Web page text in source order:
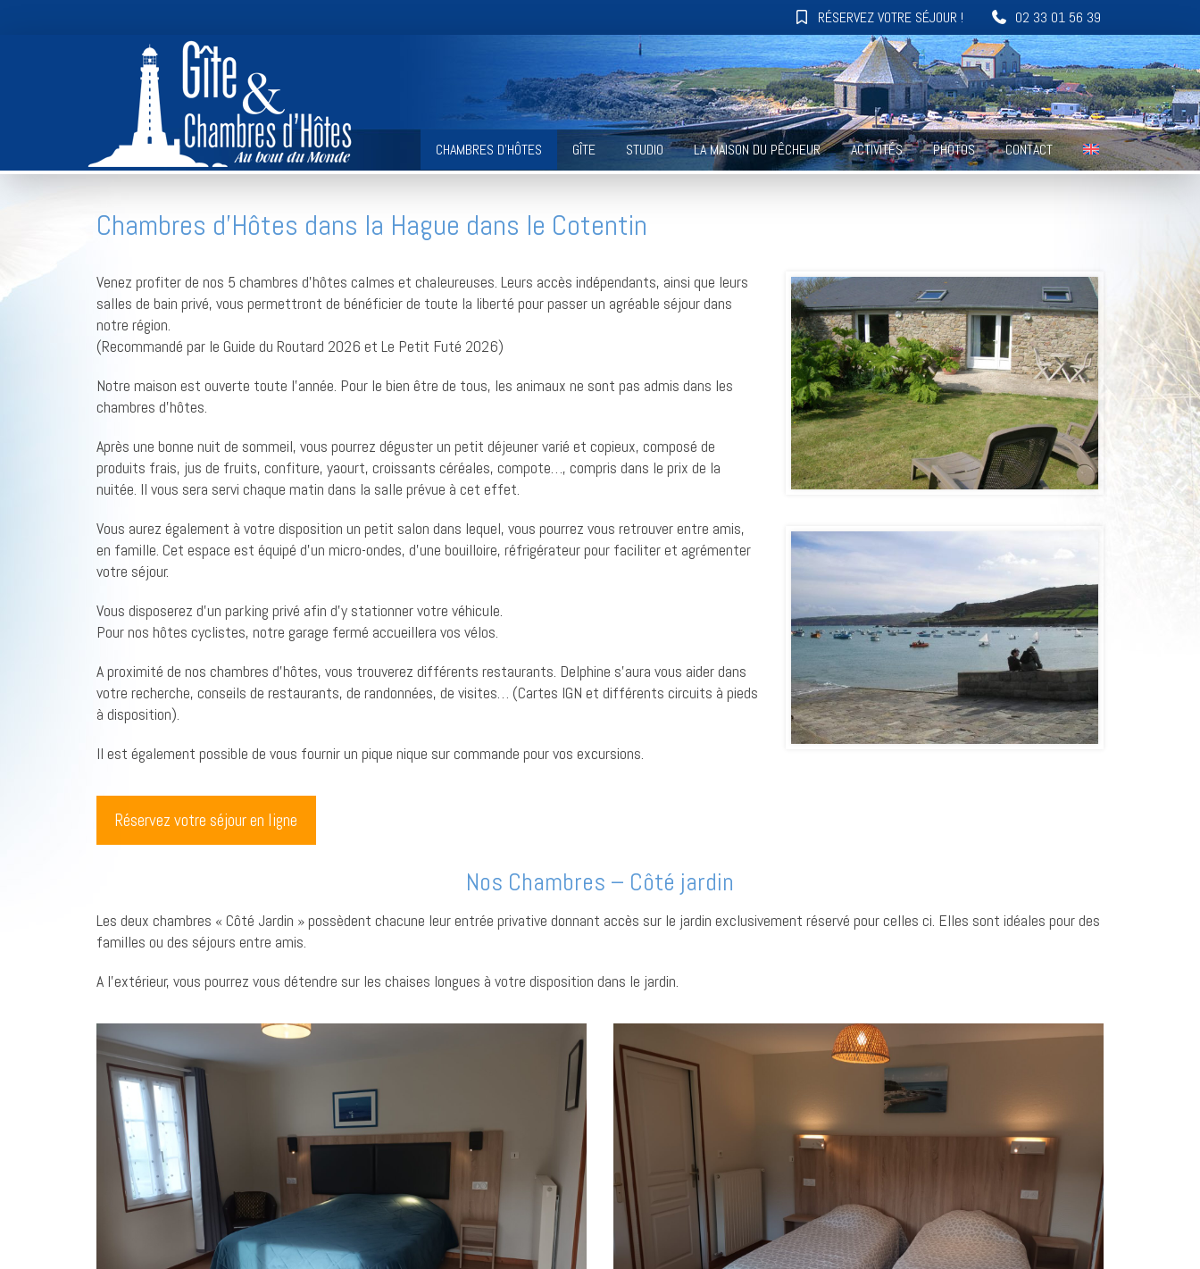
RÉSERVEZ VOTRE SÉJOUR ! 02 33 01 56 39
CHAMBRES D’HÔTES GÎTE STUDIO LA MAISON DU PÊCHEUR ACTIVITÉS PHOTOS CONTACT
Chambres d’Hôtes dans la Hague dans le Cotentin
Venez profiter de nos 5 chambres d’hôtes calmes et chaleureuses. Leurs accès indépendants, ainsi que leurs
salles de bain privé, vous permettront de bénéficier de toute la liberté pour passer un agréable séjour dans
notre région.
(Recommandé par le Guide du Routard 2026 et Le Petit Futé 2026)
Notre maison est ouverte toute l’année. Pour le bien être de tous, les animaux ne sont pas admis dans les
chambres d’hôtes.
Après une bonne nuit de sommeil, vous pourrez déguster un petit déjeuner varié et copieux, composé de
produits frais, jus de fruits, confiture, yaourt, croissants céréales, compote…, compris dans le prix de la
nuitée. Il vous sera servi chaque matin dans la salle prévue à cet effet.
Vous aurez également à votre disposition un petit salon dans lequel, vous pourrez vous retrouver entre amis,
en famille. Cet espace est équipé d’un micro-ondes, d’une bouilloire, réfrigérateur pour faciliter et agrémenter
votre séjour.
Vous disposerez d’un parking privé afin d’y stationner votre véhicule.
Pour nos hôtes cyclistes, notre garage fermé accueillera vos vélos.
A proximité de nos chambres d’hôtes, vous trouverez différents restaurants. Delphine s’aura vous aider dans
votre recherche, conseils de restaurants, de randonnées, de visites… (Cartes IGN et différents circuits à pieds
à disposition).
Il est également possible de vous fournir un pique nique sur commande pour vos excursions.
Réservez votre séjour en ligne
Nos Chambres – Côté jardin
Les deux chambres « Côté Jardin » possèdent chacune leur entrée privative donnant accès sur le jardin exclusivement réservé pour celles ci. Elles sont idéales pour des
familles ou des séjours entre amis.
A l’extérieur, vous pourrez vous détendre sur les chaises longues à votre disposition dans le jardin.